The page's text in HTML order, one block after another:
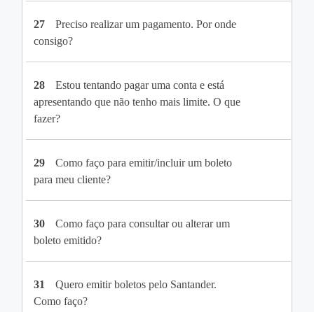
27
Preciso realizar um pagamento. Por onde
consigo?
28
Estou tentando pagar uma conta e está
apresentando que não tenho mais limite. O que
fazer?
29
Como faço para emitir/incluir um boleto
para meu cliente?
30
Como faço para consultar ou alterar um
boleto emitido?
31
Quero emitir boletos pelo Santander.
Como faço?